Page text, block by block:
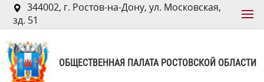
344002, г. Ростов-на-Дону, ул. Московская,
зд. 51
ОБЩЕСТВЕННАЯ ПАЛАТА РОСТОВСКОЙ ОБЛАСТИ